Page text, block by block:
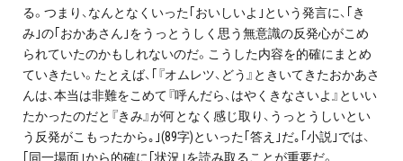
る。つまり、なんとなくいった｢おいしいよ｣という発言に、｢き
み｣の｢おかあさん｣をうっとうしく思う無意識の反発心がこめ
られていたのかもしれないのだ。こうした内容を的確にまとめ
ていきたい。たとえば、｢『オムレツ、どう』ときいてきたおかあさ
んは、本当は非難をこめて『呼んだら、はやくきなさいよ』といい
たかったのだと『きみ』が何となく感じ取り、うっとうしいとい
う反発がこもったから｡｣(89字)といった｢答え｣だ｡｢小説｣では、
｢同一場面｣から的確に｢状況｣を読み取ることが重要だ。